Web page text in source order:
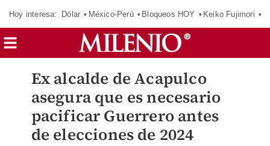
Hoy interesa: Dólar México-Perú Bloqueos HOY Keiko Fujimori
Ex alcalde de Acapulco
asegura que es necesario
pacificar Guerrero antes
de elecciones de 2024